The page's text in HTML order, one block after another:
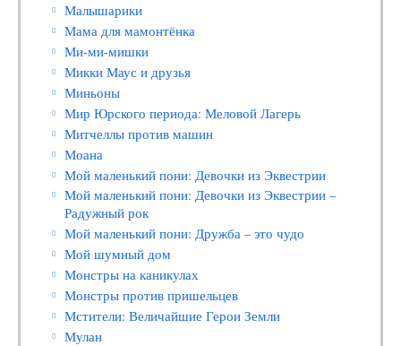
Малышарики
Мама для мамонтёнка
Ми-ми-мишки
Микки Маус и друзья
Миньоны
Мир Юрского периода: Меловой Лагерь
Митчеллы против машин
Моана
Мой маленький пони: Девочки из Эквестрии
Мой маленький пони: Девочки из Эквестрии –
Радужный рок
Мой маленький пони: Дружба – это чудо
Мой шумный дом
Монстры на каникулах
Монстры против пришельцев
Мстители: Величайшие Герои Земли
Мулан